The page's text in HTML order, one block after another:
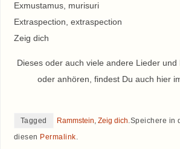
Exmustamus, murisuri
Extraspection, extraspection
Zeig dich
Dieses oder auch viele andere Lieder und
oder anhören, findest Du auch hier
Tagged Rammstein Zeig dich Speichere in
diesen Permalink